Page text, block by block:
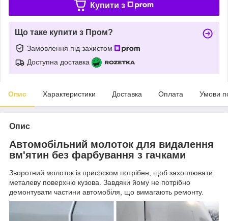
Купити з
Що таке купити з Пром?
Замовлення під захистом
Доступна доставка
Опис Характеристики Доставка Оплата Умови
Опис
Автомобільний молоток для видалення
вм'ятин без фарбування з гачками
Зворотний молоток із присоском потрібен, щоб захоплювати
металеву поверхню кузова. Завдяки йому не потрібно
демонтувати частини автомобіля, що вимагають ремонту.